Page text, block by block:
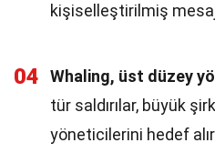
kişiselleştirilmiş
04 Whaling, üst düzey
tür saldırılar, büyük
yöneticilerini hedef